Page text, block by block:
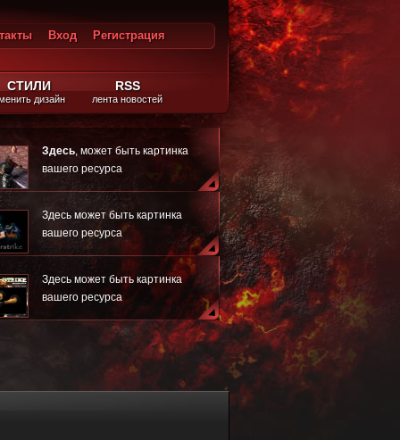
Вход
Регистрация
СТИЛИ
дизайн
RSS
лента новостей
Здесь, может быть картинка
вашего ресурса
Здесь может быть картинка
вашего ресурса
Здесь может быть картинка
вашего ресурса